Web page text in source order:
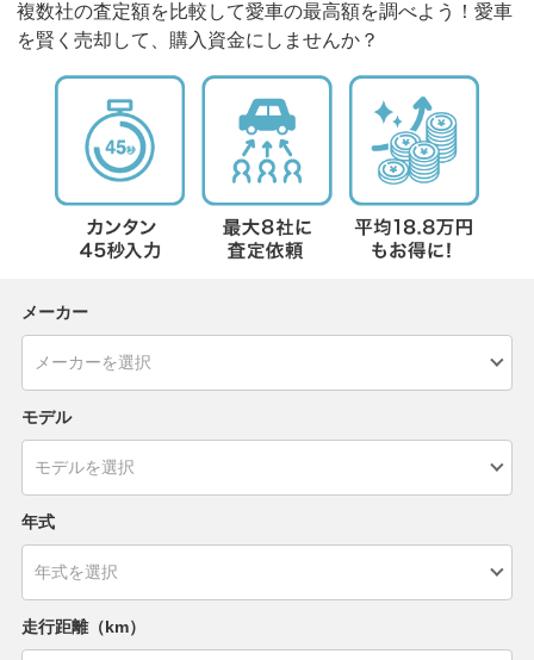
複数社の査定額を比較して愛車の最高額を調べよう！愛車
を賢く売却して、購入資金にしませんか？
メーカー
モデル
年式
走行距離（km）